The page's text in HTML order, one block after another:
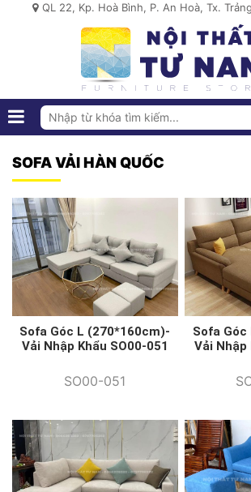
QL 22, Kp. Hoà Bình, P. An Hoà, Tx.
SOFA VẢI HÀN QUỐC
Sofa Góc L (270*160cm)-
Vải Nhập Khẩu SO00-051
SO00-051
Sofa
Vải Nhập